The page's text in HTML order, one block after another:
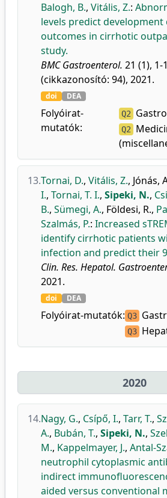
Balogh, B., Vitális, Z.:
levels predict
outcomes in cirrhotic
study.
BMC Gastroenterol. 21 (1), 1-
(cikkazonosító: 94), 2021.
doi DEA
Folyóirat-
mutatók:
Q2
Q2
13.Tornai, D., Vitális, Z., Jónás,
I., Tornai, T. I., Sipeki, N.,
B., Sümegi, A., Földesi, R.,
Szalmás, P.: Increased
identify cirrhotic patients
infection and predict their
Clin. Res. Hepatol.
2021.
doi DEA
Folyóirat-mutatók: Q3
Q3
2020
14.Nagy, G., Csípő, I., Tarr, T.,
A., Bubán, T., Sipeki, N.,
M., Kappelmayer, J., Antal-
neutrophil cytoplasmic
indirect
aided versus conventional